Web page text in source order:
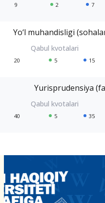
9 2 7
Yo‘l muhandisligi
20 5 15
Yurisprudensiya
40 5 35